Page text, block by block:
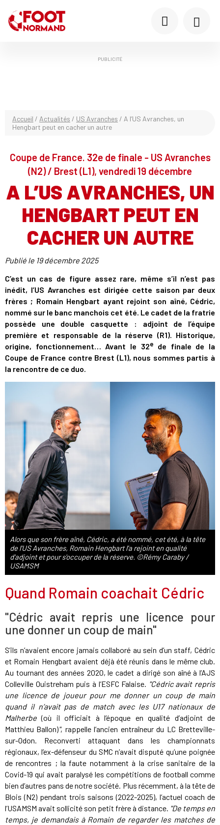
PUBLICITÉ
Accueil / Actualités / US Avranches / A l’US Avranches, un
Hengbart peut en cacher un autre
Coupe de France. 32e de finale - US Avranches
(N2) / Brest (L1), vendredi 19 décembre
A L’US AVRANCHES, UN
HENGBART PEUT EN
CACHER UN AUTRE
Publié le 19 décembre 2025
C’est un cas de figure assez rare, même s’il n’est pas
inédit, l’US Avranches est dirigée cette saison par deux
frères ; Romain Hengbart ayant rejoint son aîné, Cédric,
nommé sur le banc manchois cet été. Le cadet de la fratrie
possède une double casquette : adjoint de l’équipe
première et responsable de la réserve (R1). Historique,
origine, fonctionnement… Avant le 32e
de finale de la
Coupe de France contre Brest (L1), nous sommes partis à
la rencontre de ce duo.
Alors que son frère aîné, Cédric, a été nommé, cet été, à la tête
de l'US Avranches, Romain Hengbart l'a rejoint en qualité
d'adjoint et pour s'occuper de la réserve. ©Rémy Caraby /
USAMSM
Quand Romain coachait Cédric
"Cédric avait repris une licence pour
une donner un coup de main"
S’ils n’avaient encore jamais collaboré au sein d’un staff, Cédric
et Romain Hengbart avaient déjà été réunis dans le même club.
Au tournant des années 2020, le cadet a dirigé son aîné à l’AJS
Colleville Ouistreham puis à l’ESFC Falaise. "Cédric avait repris
une licence de joueur pour me donner un coup de main
quand il n’avait pas de match avec les U17 nationaux de
Malherbe(où il officiait à l’époque en qualité d’adjoint de
Matthieu Ballon)", rappelle l’ancien entraîneur du LC Bretteville-
sur-Odon. Reconverti attaquant dans les championnats
régionaux, l’ex-défenseur du SMC n’avait disputé qu’une poignée
de rencontres ; la faute notamment à la crise sanitaire de la
Covid-19 qui avait paralysé les compétitions de football comme
bien d’autres pans de notre société. Plus récemment, à la tête de
Blois (N2) pendant trois saisons (2022-2025), l’actuel coach de
l’USAMSM avait sollicité son petit frère à distance. "De temps en
temps, je demandais à Romain de regarder les matches de